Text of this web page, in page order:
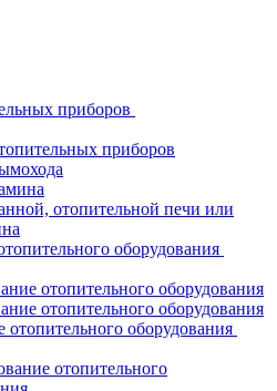
приборов
приборов
отопительной печи или
оборудования
отопительного оборудования
отопительного оборудования
отопительного оборудования
отопительного